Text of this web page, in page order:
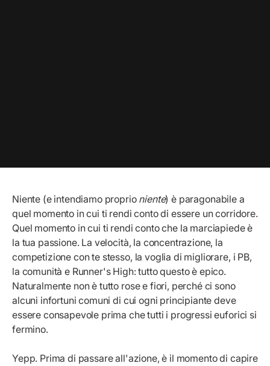
Niente (e intendiamo proprio niente) è paragonabile a
quel momento in cui ti rendi conto di essere un corridore.
Quel momento in cui ti rendi conto che la marciapiede è
la tua passione. La velocità, la concentrazione, la
competizione con te stesso, la voglia di migliorare, i PB,
la comunità e Runner's High: tutto questo è epico.
Naturalmente non è tutto rose e fiori, perché ci sono
alcuni infortuni comuni di cui ogni principiante deve
essere consapevole prima che tutti i progressi euforici si
fermino.
Yepp. Prima di passare all'azione, è il momento di capire